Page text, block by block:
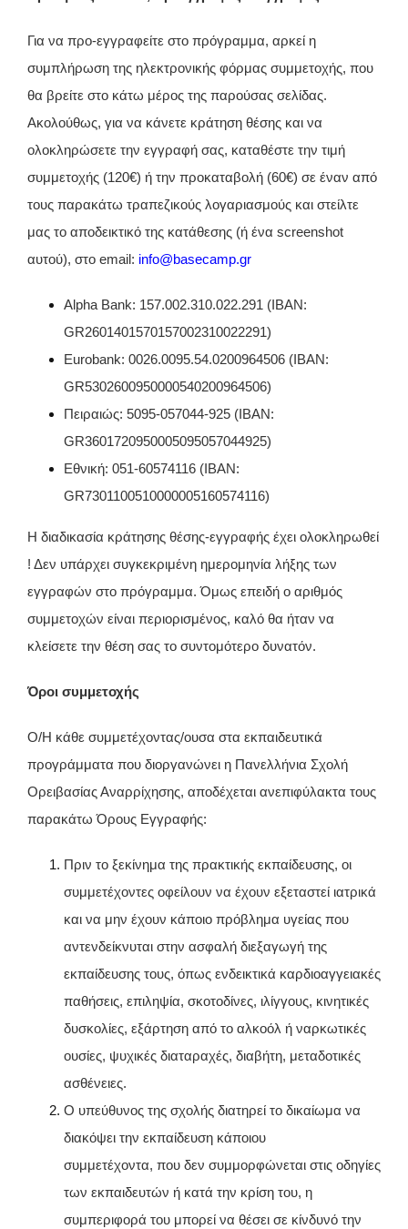
Για να προ-εγγραφείτε στο πρόγραμμα, αρκεί η
συμπλήρωση της ηλεκτρονικής φόρμας συμμετοχής, που
θα βρείτε στο κάτω μέρος της παρούσας σελίδας.
Ακολούθως, για να κάνετε κράτηση θέσης και να
ολοκληρώσετε την εγγραφή σας, καταθέστε την τιμή
συμμετοχής (120€) ή την προκαταβολή (60€) σε έναν από
τους παρακάτω τραπεζικούς λογαριασμούς και στείλτε
μας το αποδεικτικό της κατάθεσης (ή ένα screenshot
αυτού), στο email: info@basecamp.gr
Alpha Bank: 157.002.310.022.291 (IBAN:
GR2601401570157002310022291)
Eurobank: 0026.0095.54.0200964506 (ΙΒΑΝ:
GR5302600950000540200964506)
Πειραιώς: 5095-057044-925 (IBAN:
GR3601720950005095057044925)
Εθνική: 051-60574116 (IBAN:
GR7301100510000005160574116)
Η διαδικασία κράτησης θέσης-εγγραφής έχει ολοκληρωθεί
! Δεν υπάρχει συγκεκριμένη ημερομηνία λήξης των
εγγραφών στο πρόγραμμα. Όμως επειδή ο αριθμός
συμμετοχών είναι περιορισμένος, καλό θα ήταν να
κλείσετε την θέση σας το συντομότερο δυνατόν.
Όροι συμμετοχής
Ο/Η κάθε συμμετέχοντας/ουσα στα εκπαιδευτικά
προγράμματα που διοργανώνει η Πανελλήνια Σχολή
Ορειβασίας Αναρρίχησης, αποδέχεται ανεπιφύλακτα τους
παρακάτω Όρους Εγγραφής:
Πριν το ξεκίνημα της πρακτικής εκπαίδευσης, οι
συμμετέχοντες οφείλουν να έχουν εξεταστεί ιατρικά
και να μην έχουν κάποιο πρόβλημα υγείας που
αντενδείκνυται στην ασφαλή διεξαγωγή της
εκπαίδευσης τους, όπως ενδεικτικά καρδιοαγγειακές
παθήσεις, επιληψία, σκοτοδίνες, ιλίγγους, κινητικές
δυσκολίες, εξάρτηση από το αλκοόλ ή ναρκωτικές
ουσίες, ψυχικές διαταραχές, διαβήτη, μεταδοτικές
ασθένειες.
Ο υπεύθυνος της σχολής διατηρεί το δικαίωμα να
διακόψει την εκπαίδευση κάποιου
συμμετέχοντα, που δεν συμμορφώνεται στις οδηγίες
των εκπαιδευτών ή κατά την κρίση του, η
συμπεριφορά του μπορεί να θέσει σε κίνδυνό την